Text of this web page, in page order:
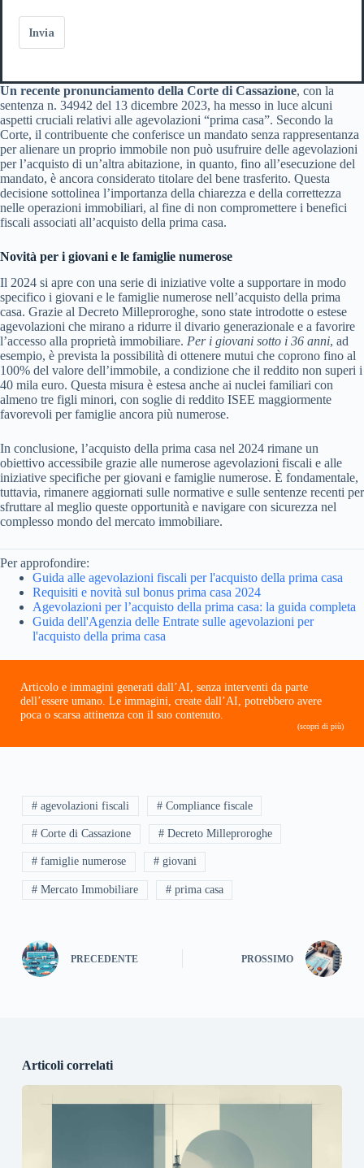
Invia
Un recente pronunciamento della Corte di Cassazione, con la
sentenza n. 34942 del 13 dicembre 2023, ha messo in luce alcuni
aspetti cruciali relativi alle agevolazioni “prima casa”. Secondo la
Corte, il contribuente che conferisce un mandato senza rappresentanza
per alienare un proprio immobile non può usufruire delle agevolazioni
per l’acquisto di un’altra abitazione, in quanto, fino all’esecuzione del
mandato, è ancora considerato titolare del bene trasferito. Questa
decisione sottolinea l’importanza della chiarezza e della correttezza
nelle operazioni immobiliari, al fine di non compromettere i benefici
fiscali associati all’acquisto della prima casa.
Novità per i giovani e le famiglie numerose
Il 2024 si apre con una serie di iniziative volte a supportare in modo
specifico i giovani e le famiglie numerose nell’acquisto della prima
casa. Grazie al Decreto Milleproroghe, sono state introdotte o estese
agevolazioni che mirano a ridurre il divario generazionale e a favorire
l’accesso alla proprietà immobiliare. Per i giovani sotto i 36 anni, ad
esempio, è prevista la possibilità di ottenere mutui che coprono fino al
100% del valore dell’immobile, a condizione che il reddito non superi i
40 mila euro. Questa misura è estesa anche ai nuclei familiari con
almeno tre figli minori, con soglie di reddito ISEE maggiormente
favorevoli per famiglie ancora più numerose.
In conclusione, l’acquisto della prima casa nel 2024 rimane un
obiettivo accessibile grazie alle numerose agevolazioni fiscali e alle
iniziative specifiche per giovani e famiglie numerose. È fondamentale,
tuttavia, rimanere aggiornati sulle normative e sulle sentenze recenti per
sfruttare al meglio queste opportunità e navigare con sicurezza nel
complesso mondo del mercato immobiliare.
Per approfondire:
Guida alle agevolazioni fiscali per l'acquisto della prima casa
Requisiti e novità sul bonus prima casa 2024
Agevolazioni per l’acquisto della prima casa: la guida completa
Guida dell'Agenzia delle Entrate sulle agevolazioni per
l'acquisto della prima casa
Articolo e immagini generati dall’AI, senza interventi da parte
dell’essere umano. Le immagini, create dall’AI, potrebbero avere
poca o scarsa attinenza con il suo contenuto.
(scopri di più)
# agevolazioni fiscali # Compliance fiscale
# Corte di Cassazione # Decreto Milleproroghe
# famiglie numerose # giovani
# Mercato Immobiliare # prima casa
PRECEDENTE PROSSIMO
Articoli correlati